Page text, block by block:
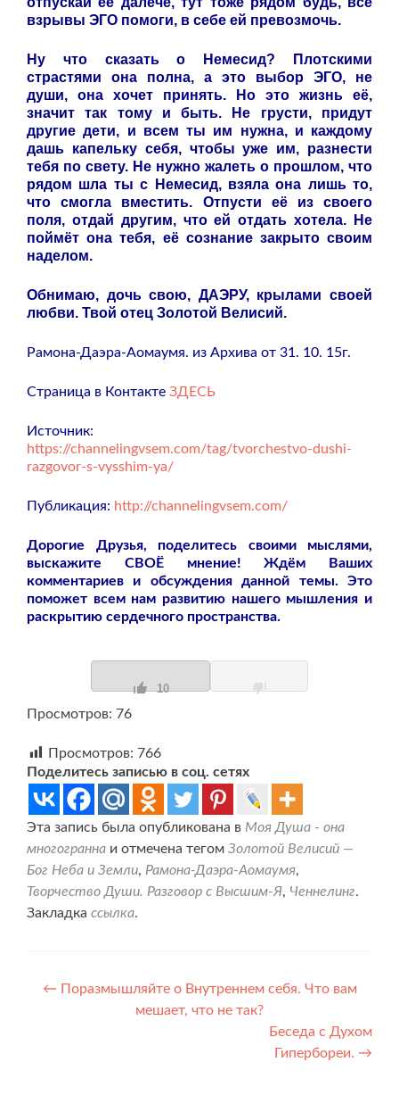
взрывы ЭГО помоги, в себе ей превозмочь.
Ну что сказать о Немесид? Плотскими
страстями она полна, а это выбор ЭГО, не
души, она хочет принять. Но это жизнь её,
значит так тому и быть. Не грусти, придут
другие дети, и всем ты им нужна, и каждому
дашь капельку себя, чтобы уже им, разнести
тебя по свету. Не нужно жалеть о прошлом, что
рядом шла ты с Немесид, взяла она лишь то,
что смогла вместить. Отпусти её из своего
поля, отдай другим, что ей отдать хотела. Не
поймёт она тебя, её сознание закрыто своим
наделом.
Обнимаю, дочь свою, ДАЭРУ, крылами своей
любви. Твой отец Золотой Велисий.
Рамона-Даэра-Аомаумя. из Архива от 31. 10. 15г.
Страница в Контакте ЗДЕСЬ
Источник:
https://channelingvsem.com/tag/tvorchestvo-dushi-
razgovor-s-vysshim-ya/
Публикация: http://channelingvsem.com/
Дорогие Друзья, поделитесь своими мыслями,
выскажите СВОЁ мнение! Ждём Ваших
комментариев и обсуждения данной темы. Это
поможет всем нам развитию нашего мышления и
раскрытию сердечного пространства.
10
Просмотров: 76
Просмотров: 766
Поделитесь записью в соц. сетях
Эта запись была опубликована в Моя Душа - она
многогранна и отмечена тегом Золотой Велисий —
Бог Неба и Земли, Рамона-Даэра-Аомаумя,
Творчество Души. Разговор с Высшим-Я, Ченнелинг.
Закладка ссылка.
Навигация
← Поразмышляйте о Внутреннем себя. Что вам
мешает, что не так?
Беседа с Духом
Гипербореи. →